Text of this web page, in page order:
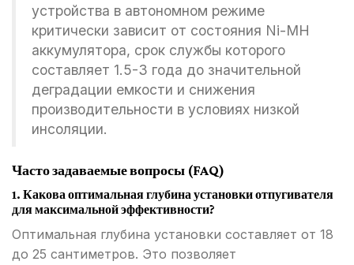
устройства в автономном режиме
критически зависит от состояния Ni-MH
аккумулятора, срок службы которого
составляет 1.5-3 года до значительной
деградации емкости и снижения
производительности в условиях низкой
инсоляции.
Часто задаваемые вопросы (FAQ)
1. Какова оптимальная глубина установки отпугивателя
для максимальной эффективности?
Оптимальная глубина установки составляет от 18
до 25 сантиметров. Это позволяет